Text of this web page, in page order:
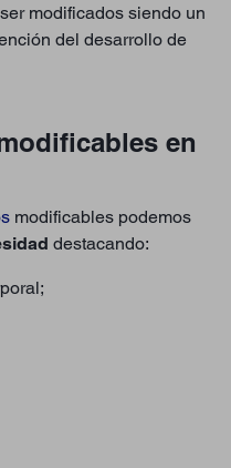
modificados siendo un
del desarrollo de
en
modificables podemos
destacando: